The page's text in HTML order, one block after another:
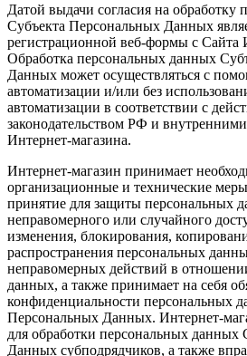
Датой выдачи согласия на обработку
Субъекта Персональных Данных
регистрационной веб-формы с Сайта
Обработка персональных данных
Данных может осуществляться с
автоматизации и/или без
автоматизации в соответствии с
законодательством РФ и
Интернет-магазина.
Интернет-магазин принимает
организационные и технические
принятие для защиты персональных
неправомерного или случайного
изменения, блокирования,
распространения персональных
неправомерных действий в
данных, а также принимает на себя
конфиденциальности персональных
Персональных Данных. Интернет-
для обработки персональных данных
Данных субподрядчиков, а также